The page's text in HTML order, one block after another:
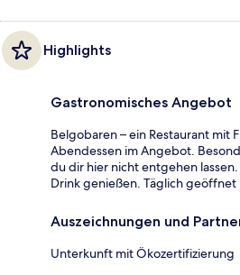
Highlights
Gastronomisches Angebot
Belgobaren – ein Restaurant mit
Abendessen im Angebot.
du dir hier nicht entgehen
Drink genießen. Täglich geöffnet
Auszeichnungen und
Unterkunft mit Ökozertifizierung